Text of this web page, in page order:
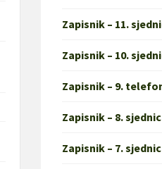
Zapisnik – 11.
Zapisnik – 10.
Zapisnik – 9.
Zapisnik – 8.
Zapisnik – 7.